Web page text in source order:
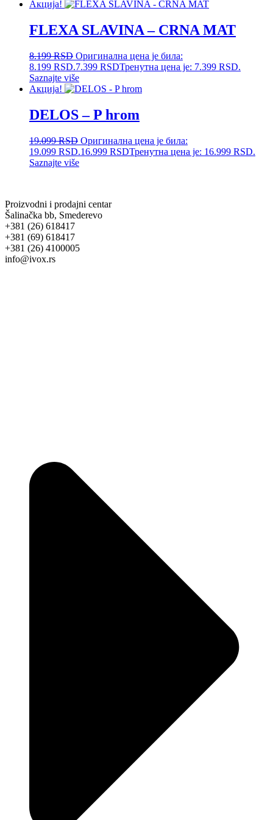
Акција!
FLEXA SLAVINA – CRNA MAT
8.199RSD Оригинална цена је била:
8.199 RSD.7.399 RSDТренутна цена је: 7.399 RSD.
Saznajte više
Акција!
DELOS – P hrom
19.099RSD Оригинална цена је била:
19.099 RSD.16.999 RSDТренутна цена је: 16.999 RSD.
Saznajte više
Proizvodni i prodajni centar
Šalinačka bb, Smederevo
+381 (26) 618417
+381 (69) 618417
+381 (26) 4100005
info@ivox.rs